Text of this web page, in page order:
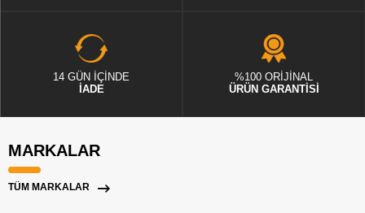
14 GÜN İÇİNDE
İADE
%100 ORİJİNAL
ÜRÜN GARANTİSİ
MARKALAR
TÜM MARKALAR